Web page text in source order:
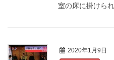
室の床に掛けら
2020年1月9日